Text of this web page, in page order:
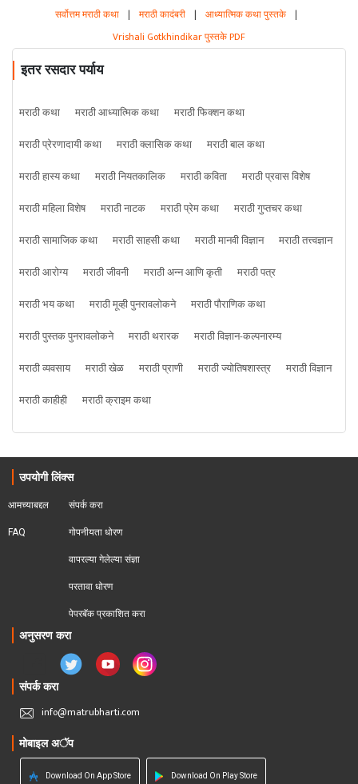
सर्वोत्तम मराठी कथा | मराठी कादंबरी | आध्यात्मिक कथा पुस्तके |
Vrishali Gotkhindikar पुस्तके PDF
इतर रसदार पर्याय
मराठी कथा मराठी आध्यात्मिक कथा
मराठी फिक्शन कथा
मराठी प्रेरणादायी कथा
मराठी क्लासिक कथा
मराठी बाल कथा
मराठी हास्य कथा
मराठी नियतकालिक मराठी कविता
मराठी प्रवास विशेष
मराठी महिला विशेष
मराठी नाटक मराठी प्रेम कथा
मराठी गुप्तचर कथा
मराठी सामाजिक कथा
मराठी साहसी कथा मराठी मानवी विज्ञान
मराठी तत्त्वज्ञान
मराठी आरोग्य
मराठी जीवनी मराठी अन्न आणि कृती
मराठी पत्र
मराठी भय कथा
मराठी मूव्ही पुनरावलोकने
मराठी पौराणिक कथा
मराठी पुस्तक पुनरावलोकने
मराठी थरारक
मराठी विज्ञान-कल्पनारम्य
मराठी व्यवसाय
मराठी खेळ मराठी प्राणी मराठी ज्योतिषशास्त्र
मराठी विज्ञान
मराठी काहीही
मराठी क्राइम कथा
उपयोगी लिंक्स
आमच्याबद्दल
FAQ
संपर्क करा
गोपनीयता धोरण
वापरल्या गेलेल्या संज्ञा
परतावा धोरण
पेपरबॅक प्रकाशित करा
अनुसरण करा
संपर्क करा
info@matrubharti.com
मोबाइल अॅप
Download On App Store Download On Play Store